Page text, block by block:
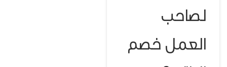
لصاحب
العمل خصم